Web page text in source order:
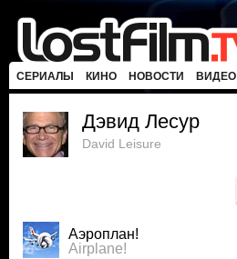
СЕРИАЛЫ КИНО НОВОСТИ ВИДЕО
Дэвид Лесур
David Leisure
Аэроплан!
Airplane!